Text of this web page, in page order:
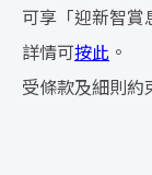
可享「迎新智賞
詳情可按此 。
受條款及細則約